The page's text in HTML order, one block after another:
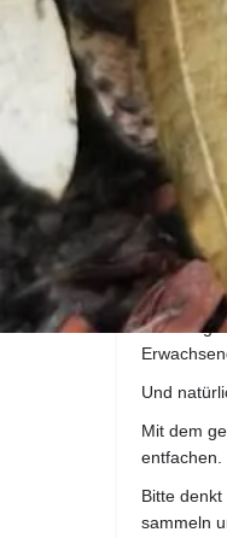
14.09.24,
Das
Wir
im
Während
unter
und böse
Mit den
Und
Mit dem
entfachen.
Bitte
sammeln